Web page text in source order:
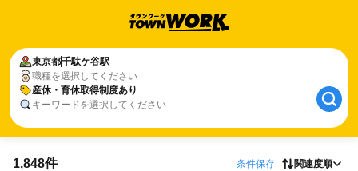
東京都千駄ケ谷駅
職種を選択してください
産休・育休取得制度あり
キーワードを選択してください
1,848件 条件保存 関連度順